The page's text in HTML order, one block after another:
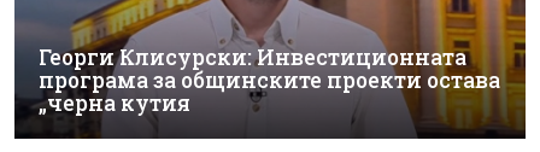
Георги Клисурски: Инвестиционната
програма за общинските проекти остава
„черна кутия